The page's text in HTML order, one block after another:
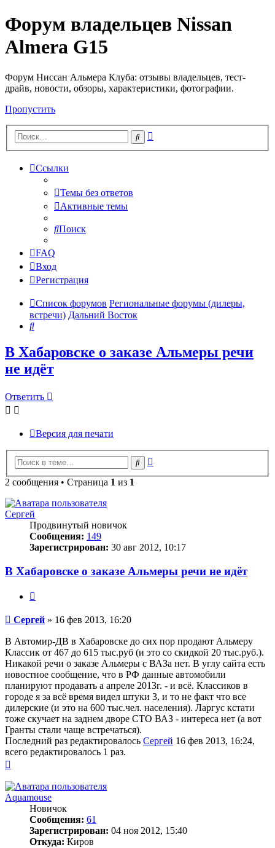
Форум владельцев Nissan
Almera G15
Форум Ниссан Альмера Клуба: отзывы владельцев, тест-
драйв, новости, обзоры, характеристики, фотографии.
Пропустить
Поиск
Ссылки
Темы без ответов
Активные темы
Поиск
FAQ
Вход
Регистрация
Список форумов Региональные форумы (дилеры,
встречи) Дальний Восток
Поиск
В Хабаровске о заказе Альмеры речи
не идёт
Ответить
Версия для печати
Поиск
2 сообщения • Страница 1 из 1
Сергей
Продвинутый новичок
Сообщения: 149
Зарегистрирован: 30 авг 2012, 10:17
В Хабаровске о заказе Альмеры речи не идёт
Сообщение
Сергей » 16 фев 2013, 16:20
В Автомир-ДВ в Хабаровске до сих пор продают Альмеру
Классик от 467 до 615 тыс.руб (и это со скидкой 20 тыс.руб.).
Никакой речи о заказе Альмеры с ВАЗа нет. В углу сайта есть
новостное сообщение, что в РФ данные автомобили
планируют продавать а апреле 2013г. - и всё. Классиков в
городе я за всё время видел штуки 3, и то не факт что все
дилерские (и это на 600 тыс.чел. населения). Ларгус кстати
тоже скучает на заднем дворе СТО ВАЗ - интереса нет (а вот
Гранты стали чаще встречаться).
Последний раз редактировалось Сергей 16 фев 2013, 16:24,
всего редактировалось 1 раз.
началу
Aquamouse
Новичок
Сообщения: 61
Зарегистрирован: 04 ноя 2012, 15:40
Откуда: Киров